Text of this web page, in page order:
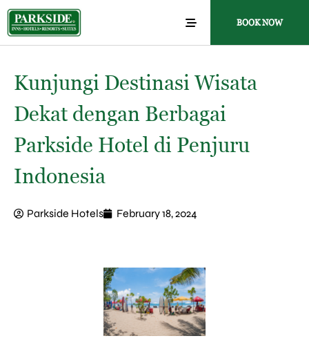
BOOK NOW
Kunjungi Destinasi Wisata
Dekat dengan Berbagai
Parkside Hotel di Penjuru
Indonesia
Parkside Hotels February 18, 2024